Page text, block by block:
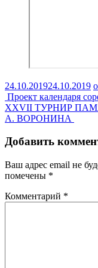
24.10.201924.10.2019
Post
navigation
Проект календаря
XXVII ТУРНИР
А. ВОРОНИНА
Добавить
Ваш адрес email не
помечены *
Комментарий *